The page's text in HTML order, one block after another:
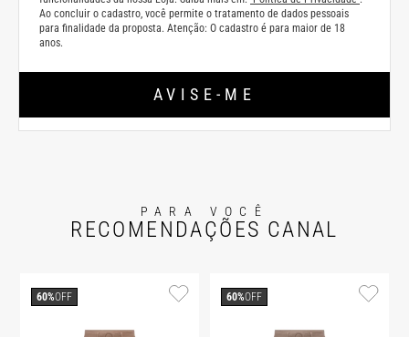
Ao concluir o cadastro, você permite o tratamento de dados pessoais
para finalidade da proposta. Atenção: O cadastro é para maior de 18
anos.
AVISE-ME
PARA VOCÊ
RECOMENDAÇÕES CANAL
60%OFF 60%OFF